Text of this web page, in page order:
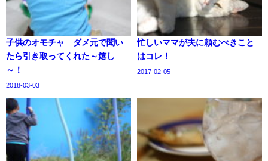
子供のオモチャ ダメ元で聞い
たら引き取ってくれた～嬉し
～！
2018-03-03
忙しいママが夫に頼むべきこと
はコレ！
2017-02-05